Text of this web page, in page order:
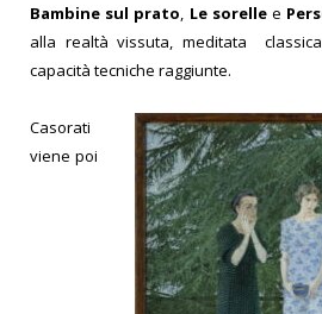
Bambine sul prato Le sorellee
alla realtà vissuta, meditata
capacità tecniche raggiunte.
Casorati
viene poi